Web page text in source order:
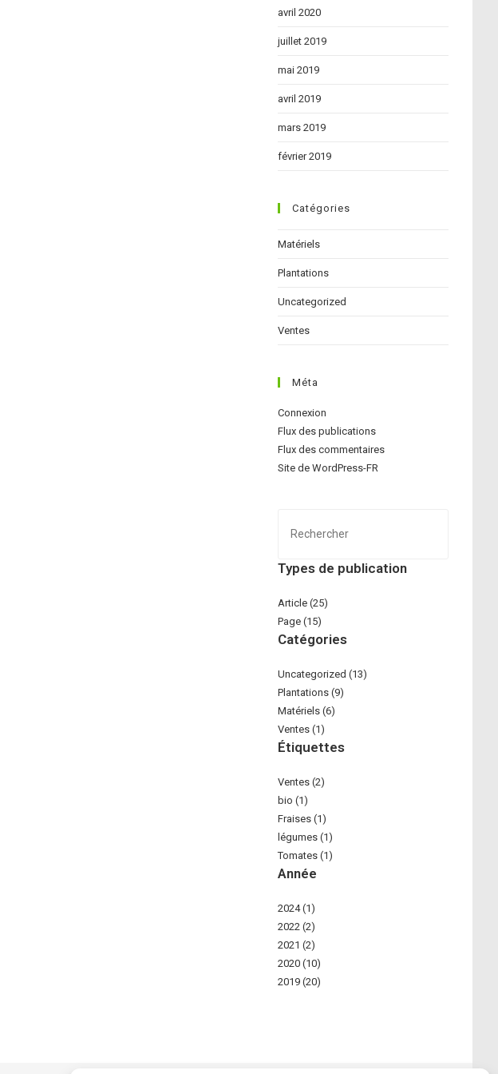
avril 2020
juillet 2019
mai 2019
avril 2019
mars 2019
février 2019
Catégories
Matériels
Plantations
Uncategorized
Ventes
Méta
Connexion
Flux des publications
Flux des commentaires
Site de WordPress-FR
Types de publication
Article (25)
Page (15)
Catégories
Uncategorized (13)
Plantations (9)
Matériels (6)
Ventes (1)
Étiquettes
Ventes (2)
bio (1)
Fraises (1)
légumes (1)
Tomates (1)
Année
2024 (1)
2022 (2)
2021 (2)
2020 (10)
2019 (20)